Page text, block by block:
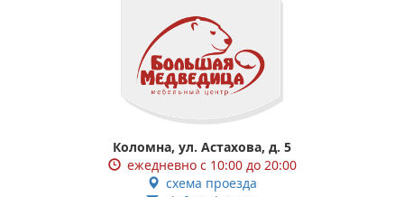
Коломна, ул. Астахова, д. 5
ежедневно с 10:00 до 20:00
схема проезда